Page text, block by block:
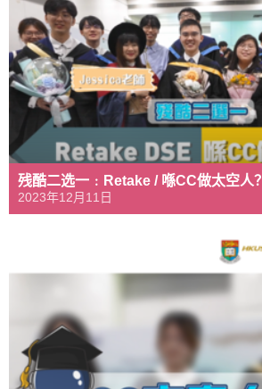
残酷二选一﹕Retake / 喺CC做太空人？
2023年12月11日